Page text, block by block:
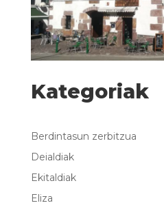
Kategoriak
Berdintasun zerbitzua
Deialdiak
Ekitaldiak
Eliza